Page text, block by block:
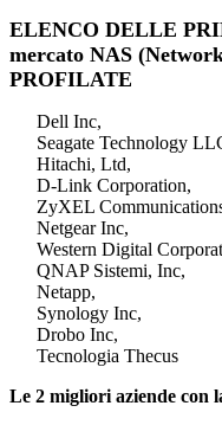
ELENCO DELLE
mercato NAS
PROFILATE
Dell Inc,
Seagate Technology
Hitachi, Ltd,
D-Link Corporation,
ZyXEL
Netgear Inc,
Western Digital
QNAP Sistemi, Inc,
Netapp,
Synology Inc,
Drobo Inc,
Tecnologia Thecus
Le 2 migliori aziende con